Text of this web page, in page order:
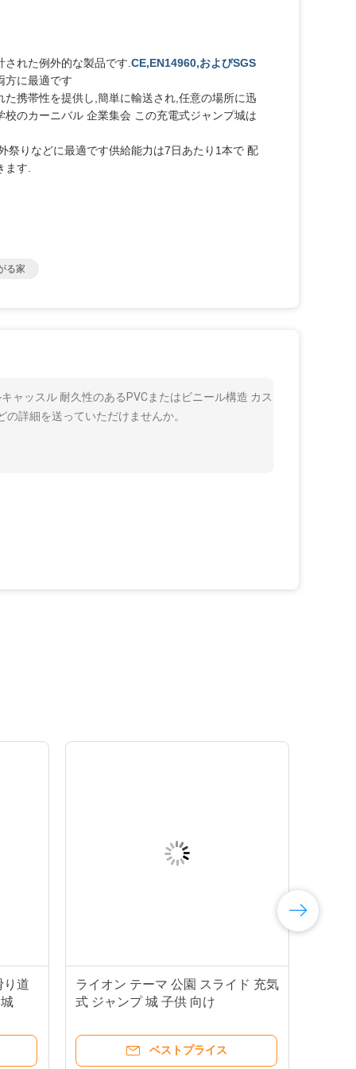
れた例外的な製品です. CE,EN14960,およびSGS
方に最適です
携帯性を提供し,簡単に輸送され,任意の場所に迅
のカーニバル 企業集会 この充電式ジャンプ城は
祭りなどに最適です供給能力は7日あたり1本で 配
す.
る家
ャッスル 耐久性のあるPVCまたはビニール構造 カス
詳細を送っていただけませんか。
り道
ライオン テーマ 公園 スライド 充気
式 ジャンプ 城 子供 向け
ベストプライス